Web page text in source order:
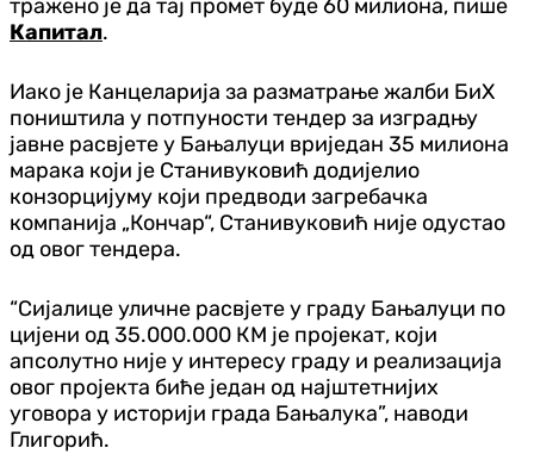
тражено је да тај промет буде 60 милиона, пише
Капитал.
Иако је Канцеларија за разматрање жалби БиХ
поништила у потпуности тендер за изградњу
јавне расвјете у Бањалуци вриједан 35 милиона
марака који је Станивуковић додијелио
конзорцијуму који предводи загребачка
компанија „Кончар“, Станивуковић није одустао
од овог тендера.
“Сијалице уличне расвјете у граду Бањалуци по
цијени од 35.000.000 КМ је пројекат, који
апсолутно није у интересу граду и реализација
овог пројекта биће један од најштетнијих
уговора у историји града Бањалука”, наводи
Глигорић.